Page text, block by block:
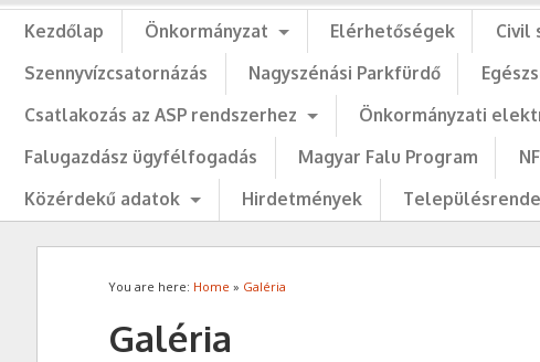
Kezdőlap Önkormányzat Elérhetőségek Civil
Szennyvízcsatornázás
Nagyszénási Parkfürdő
Csatlakozás az ASP rendszerhez
Önkormányzati
Falugazdász ügyfélfogadás
Magyar Falu Program
Közérdekű adatok
Hirdetmények
You are here: Home » Galéria
Galéria